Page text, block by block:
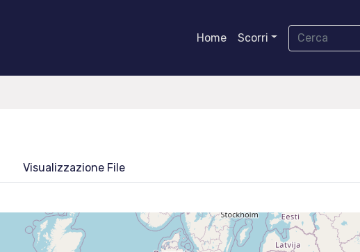
Home Scorri
Visualizzazione File